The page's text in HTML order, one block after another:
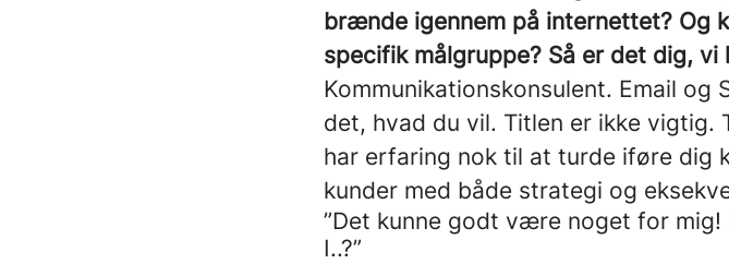
brænde igennem på internettet? Og
specifik målgruppe? Så er det dig, vi
Kommunikationskonsulent. Email
det, hvad du vil. Titlen er ikke
har erfaring nok til at turde iføre dig
kunder med både strategi og
”Det kunne godt være noget for mig!
I..?”